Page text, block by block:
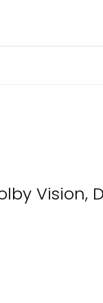
Vision,